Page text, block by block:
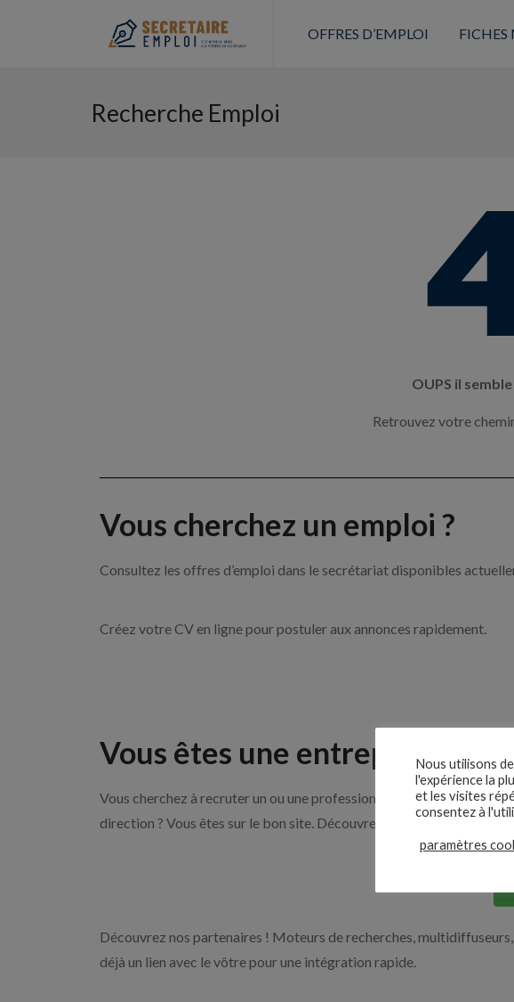
OFFRES D’EMPLOI FICHES
Recherche Emploi
OUPS il
Retrouvez votre
Vous cherchez un emploi ?
Consultez les offres d’emploi dans le secrétariat disponibles
Créez votre CV en ligne pour postuler aux annonces rapidement.
Vous êtes une entreprise ?
Vous cherchez à recruter un ou une professionnelle du secrétariat et
direction ? Vous êtes sur le bon site. Découvrez nos solutions pour
Découvrez nos partenaires ! Moteurs de recherches,
déjà un lien avec le vôtre pour une intégration rapide.
Nous utilisons
l'expérience la
et les visites
consentez à
paramètres